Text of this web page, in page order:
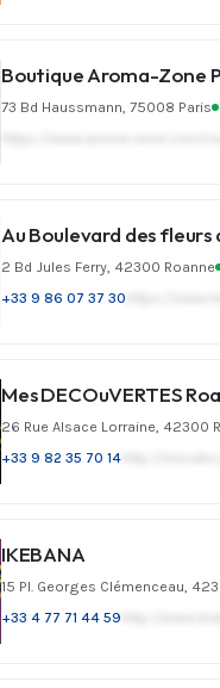
Boutique Aroma-Zone
73 Bd Haussmann, 75008 Paris
Au Boulevard des
2 Bd Jules Ferry, 42300 Roanne
+33 9 86 07 37 30
Mes DECOuVERTES
26 Rue Alsace Lorraine, 42300
+33 9 82 35 70 14
IKEBANA
15 Pl. Georges Clémenceau,
+33 4 77 71 44 59